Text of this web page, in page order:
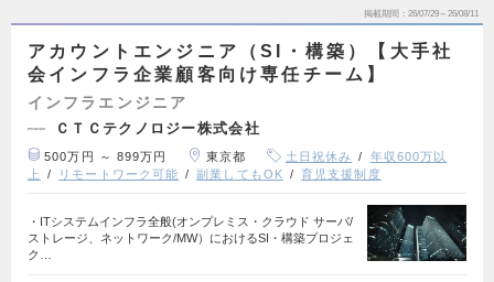
掲載期間 26/07/29～26/08/11
アカウントエンジニア（SI・構築）【大手社
会インフラ企業顧客向け専任チーム】
インフラエンジニア
ＣＴＣテクノロジー株式会社
500万円 ～ 899万円 東京都 土日祝休み
年収600万以
上
リモートワーク可能 副業してもOK 育児支援制度
・ITシステムインフラ全般(オンプレミス・クラウド サーバ/
ストレージ、ネットワーク/MW）におけるSI・構築プロジェ
ク…